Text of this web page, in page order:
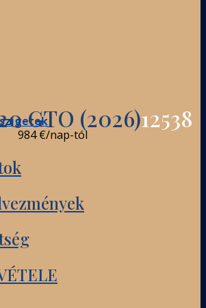
GTO (2026)12538
984 €/nap-tól